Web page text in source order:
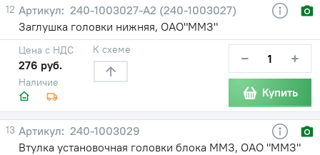
12
240-1003027-А2 (240-1003027)
Заглушка головки нижняя, ОАО"ММЗ"
Наличие
Цена с НДС
276 руб.
К схеме − +
Купить
13
240-1003029
Втулка установочная головки блока ММЗ, ОАО "ММЗ"